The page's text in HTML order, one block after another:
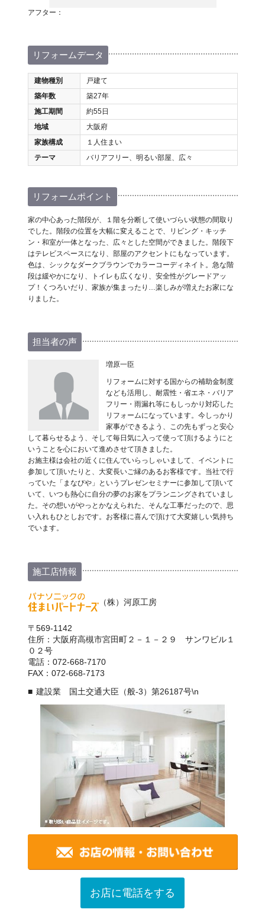
アフター：
リフォームデータ
建物種別
戸建て
築年数
築27年
施工期間
約55日
地域
大阪府
家族構成
１人住まい
テーマ
バリアフリー、明るい部屋、広々
リフォームポイント
家の中心あった階段が、１階を分断して使いづらい状態の間取り
でした。階段の位置を大幅に変えることで、リビング・キッチ
ン・和室が一体となった、広々とした空間ができました。階段下
はテレビスペースになり、部屋のアクセントにもなっています。
色は、シックなダークブラウンでカラーコーディネイト。急な階
段は緩やかになり、トイレも広くなり、安全性がグレードアッ
プ！くつろいだり、家族が集まったり…楽しみが増えたお家にな
りました。
担当者の声
増原一臣
リフォームに対する国からの補助金制度
なども活用し、耐震性・省エネ・バリア
フリー・雨漏れ等にもしっかり対応した
リフォームになっています。今しっかり
家事ができるよう、この先もずっと安心
して暮らせるよう、そして毎日気に入って使って頂けるようにと
いうことを心において進めさせて頂きました。
お施主様は会社の近くに住んでいらっしゃいまして、イベントに
参加して頂いたりと、大変長いご縁のあるお客様です。当社で行
っていた「まなびや」というプレゼンセミナーに参加して頂いて
いて、いつも熱心に自分の夢のお家をプランニングされていまし
た。その想いがやっとかなえられた、そんな工事だったので、思
い入れもひとしおです。お客様に喜んで頂けて大変嬉しい気持ち
でいます。
施工店情報
（株）河原工房
〒569-1142
住所：大阪府高槻市宮田町２－１－２９ サンワビル１
０２号
電話：072-668-7170
FAX：072-668-7173
建設業 国土交通大臣（般-3）第26187号\n
お店に電話をする